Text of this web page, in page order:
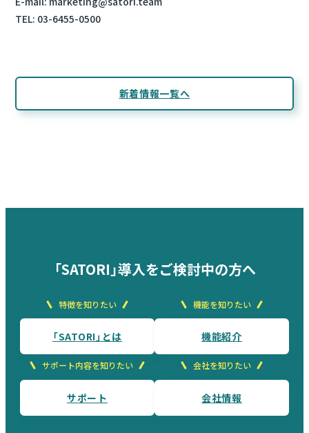
TEL: 03-6455-0500
新着情報一覧へ
「SATORI」導入をご検討中の方へ
特徴を知りたい
「SATORI」とは
機能を知りたい
機能紹介
サポート内容を知りたい
サポート
会社を知りたい
会社情報